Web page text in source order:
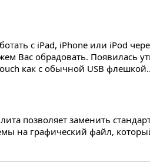
с iPad, iPhone или iPod
Вас обрадовать. Появилась
как с обычной USB
позволяет заменить
на графический файл,